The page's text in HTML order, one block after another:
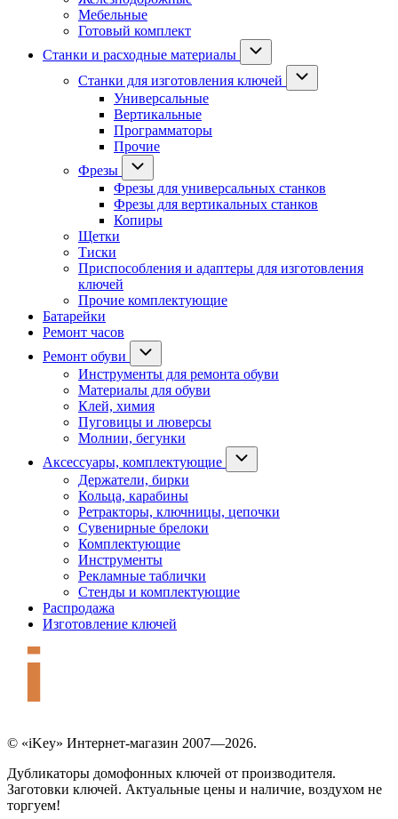
Мебельные
Готовый комплект
Станки и расходные материалы
Станки для изготовления ключей
Универсальные
Вертикальные
Программаторы
Прочие
Фрезы
Фрезы для универсальных станков
Фрезы для вертикальных станков
Копиры
Щетки
Тиски
Приспособления и адаптеры для изготовления
ключей
Прочие комплектующие
Батарейки
Ремонт часов
Ремонт обуви
Инструменты для ремонта обуви
Материалы для обуви
Клей, химия
Пуговицы и люверсы
Молнии, бегунки
Аксессуары, комплектующие
Держатели, бирки
Кольца, карабины
Ретракторы, ключницы, цепочки
Сувенирные брелоки
Комплектующие
Инструменты
Рекламные таблички
Стенды и комплектующие
Распродажа
Изготовление ключей
© «iKey» Интернет-магазин 2007—2026.
Дубликаторы домофонных ключей от производителя.
Заготовки ключей. Актуальные цены и наличие, воздухом не
торгуем!